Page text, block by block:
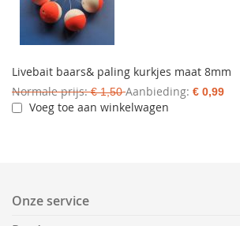
Livebait baars& paling kurkjes maat 8mm
Normale prijs € 1,50 Aanbieding € 0,99
Voeg toe aan winkelwagen
Onze service